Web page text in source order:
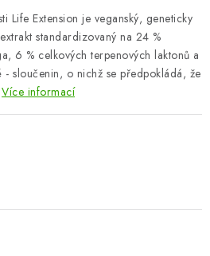
Life Extension je veganský, geneticky
standardizovaný na 24 %
6 % celkových terpenových laktonů a
- sloučenin, o nichž se předpokládá, že
Více informací